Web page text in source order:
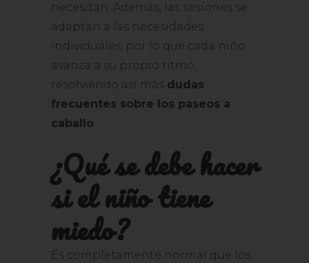
necesitan. Además, las sesiones se
adaptan a las necesidades
individuales, por lo que cada niño
avanza a su propio ritmo,
resolviendo así más dudas
frecuentes sobre los paseos a
caballo
¿Qué se debe hacer
si el niño tiene
miedo?
Es completamente normal que los